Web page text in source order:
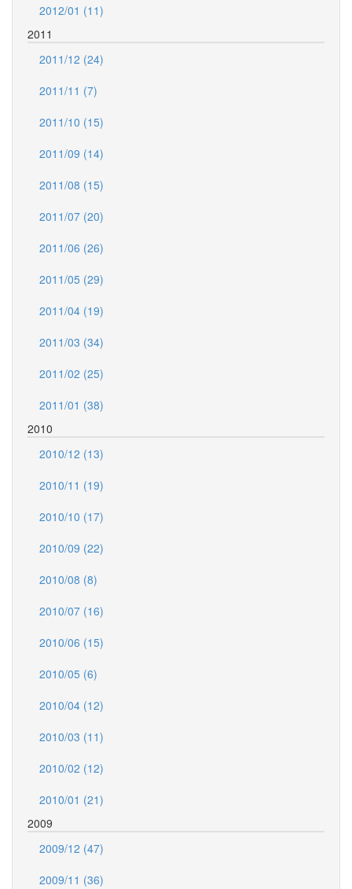
2012/01 (11)
2011
2011/12 (24)
2011/11 (7)
2011/10 (15)
2011/09 (14)
2011/08 (15)
2011/07 (20)
2011/06 (26)
2011/05 (29)
2011/04 (19)
2011/03 (34)
2011/02 (25)
2011/01 (38)
2010
2010/12 (13)
2010/11 (19)
2010/10 (17)
2010/09 (22)
2010/08 (8)
2010/07 (16)
2010/06 (15)
2010/05 (6)
2010/04 (12)
2010/03 (11)
2010/02 (12)
2010/01 (21)
2009
2009/12 (47)
2009/11 (36)